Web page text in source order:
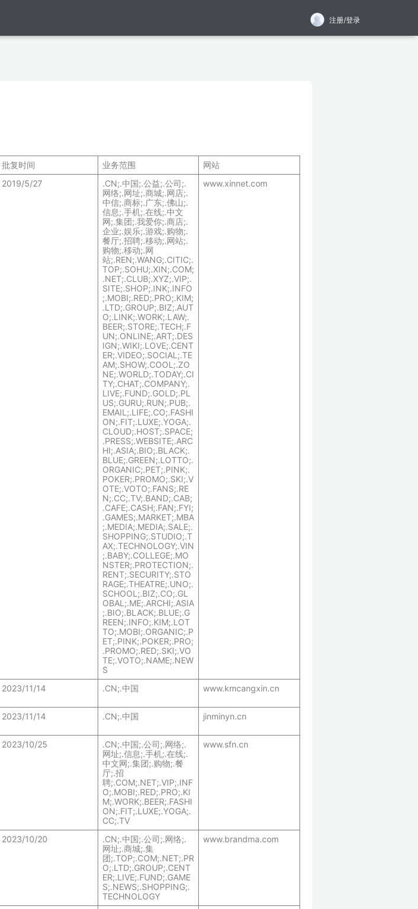
注册/登录
批复时间 业务范围
网站
2019/5/27
.CN;.中国;.公益;.公司;.
网络;.网址;.商城;.网店;.
中信;.商标;.广东;.佛山;.
信息;.手机;.在线;.中文
网;.集团;.我爱你;.商店;.
企业;.娱乐;.游戏;.购物;.
餐厅;.招聘;.移动;.网站;.
购物;.移动;.网
站;.REN;.WANG;.CITIC;.
TOP;.SOHU;.XIN;.COM;
.NET;.CLUB;.XYZ;.VIP;.
SITE;.SHOP;.INK;.INFO
;.MOBI;.RED;.PRO;.KIM;
.LTD;.GROUP;.BIZ;.AUT
O;.LINK;.WORK;.LAW;.
BEER;.STORE;.TECH;.F
UN;.ONLINE;.ART;.DES
IGN;.WIKI;.LOVE;.CENT
ER;.VIDEO;.SOCIAL;.TE
AM;.SHOW;.COOL;.ZO
NE;.WORLD;.TODAY;.CI
TY;.CHAT;.COMPANY;.
LIVE;.FUND;.GOLD;.PL
US;.GURU;.RUN;.PUB;.
EMAIL;.LIFE;.CO;.FASHI
ON;.FIT;.LUXE;.YOGA;.
CLOUD;.HOST;.SPACE;
.PRESS;.WEBSITE;.ARC
HI;.ASIA;.BIO;.BLACK;.
BLUE;.GREEN;.LOTTO;.
ORGANIC;.PET;.PINK;.
POKER;.PROMO;.SKI;.V
OTE;.VOTO;.FANS;.RE
N;.CC;.TV;.BAND;.CAB;
.CAFE;.CASH;.FAN;.FYI;
.GAMES;.MARKET;.MBA
;.MEDIA;.MEDIA;.SALE;.
SHOPPING;.STUDIO;.T
AX;.TECHNOLOGY;.VIN
;.BABY;.COLLEGE;.MO
NSTER;.PROTECTION;.
RENT;.SECURITY;.STO
RAGE;.THEATRE;.UNO;.
SCHOOL;.BIZ;.CO;.GL
OBAL;.ME;.ARCHI;.ASIA
;.BIO;.BLACK;.BLUE;.G
REEN;.INFO;.KIM;.LOT
TO;.MOBI;.ORGANIC;.P
ET;.PINK;.POKER;.PRO;
.PROMO;.RED;.SKI;.VO
TE;.VOTO;.NAME;.NEW
S
www.xinnet.com
2023/11/14 .CN;.中国 www.kmcangxin.cn
2023/11/14 .CN;.中国 jinminyn.cn
2023/10/25
.CN;.中国;.公司;.网络;.
网址;.信息;.手机;.在线;.
中文网;.集团;.购物;.餐
厅;.招
聘;.COM;.NET;.VIP;.INF
O;.MOBI;.RED;.PRO;.KI
M;.WORK;.BEER;.FASHI
ON;.FIT;.LUXE;.YOGA;.
CC;.TV
www.sfn.cn
2023/10/20
.CN;.中国;.公司;.网络;.
网址;.商城;.集
团;.TOP;.COM;.NET;.PR
O;.LTD;.GROUP;.CENT
ER;.LIVE;.FUND;.GAME
S;.NEWS;.SHOPPING;.
TECHNOLOGY
www.brandma.com